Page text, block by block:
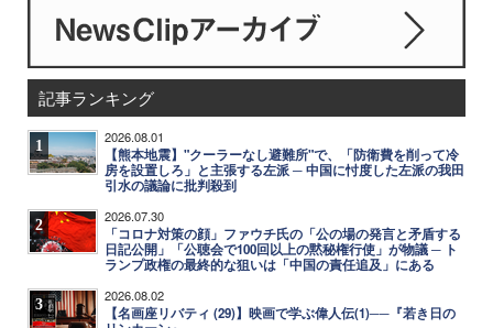
記事ランキング
1 2026.08.01
【熊本地震】"クーラーなし避難所"で、「防衛費を削って冷
房を設置しろ」と主張する左派 ─ 中国に忖度した左派の我田
引水の議論に批判殺到
2 2026.07.30
「コロナ対策の顔」ファウチ氏の「公の場の発言と矛盾する
日記公開」「公聴会で100回以上の黙秘権行使」が物議 ─ ト
ランプ政権の最終的な狙いは「中国の責任追及」にある
3 2026.08.02
【名画座リバティ (29)】映画で学ぶ偉人伝(1)──『若き日の